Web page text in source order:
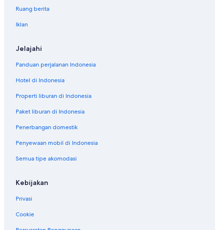
Ruang berita
Iklan
Jelajahi
Panduan perjalanan Indonesia
Hotel di Indonesia
Properti liburan di Indonesia
Paket liburan di Indonesia
Penerbangan domestik
Penyewaan mobil di Indonesia
Semua tipe akomodasi
Kebijakan
Privasi
Cookie